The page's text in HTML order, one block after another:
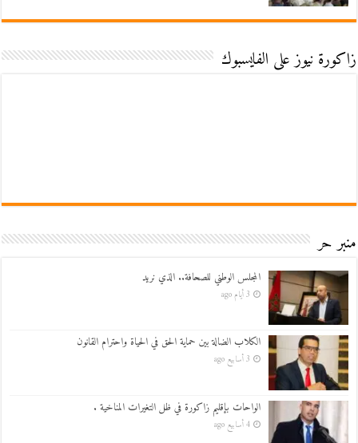
زاكورة نيوز على الفايسبوك
منبر حر
المجلس الوطني للصحافة.. الذي نريد
3 أيام ago
الكلاب الضالة بين حماية الحق في الحياة واحترام القانون
3 أسابيع ago
الواحات بإقليم زاكورة في ظل التغيرات المناخية .
4 أسابيع ago